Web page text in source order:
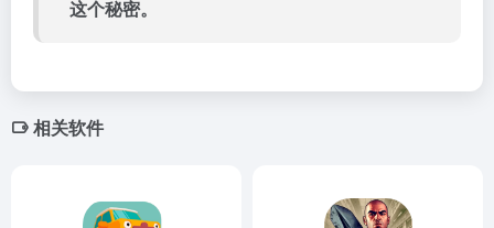
这个秘密。
相关软件